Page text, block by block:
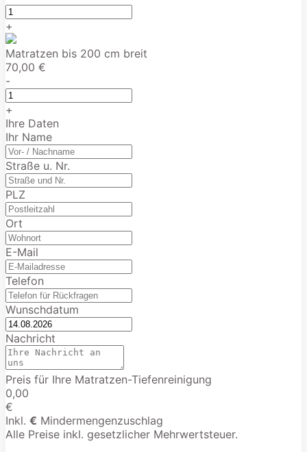
+
Matratzen bis 200 cm breit
70,00 €
-
+
Ihre Daten
Ihr Name
Straße u. Nr.
PLZ
Ort
E-Mail
Telefon
Wunschdatum
Nachricht
Preis für Ihre Matratzen-Tiefenreinigung
0,00
€
Inkl. € Mindermengenzuschlag
Alle Preise inkl. gesetzlicher Mehrwertsteuer.